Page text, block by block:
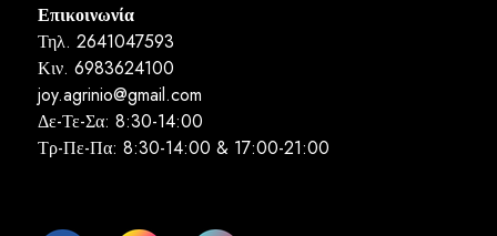
Επικοινωνία
Τηλ. 2641047593
Κιν. 6983624100
joy.agrinio@gmail.com
Δε-Τε-Σα: 8:30-14:00
Τρ-Πε-Πα: 8:30-14:00 & 17:00-21:00